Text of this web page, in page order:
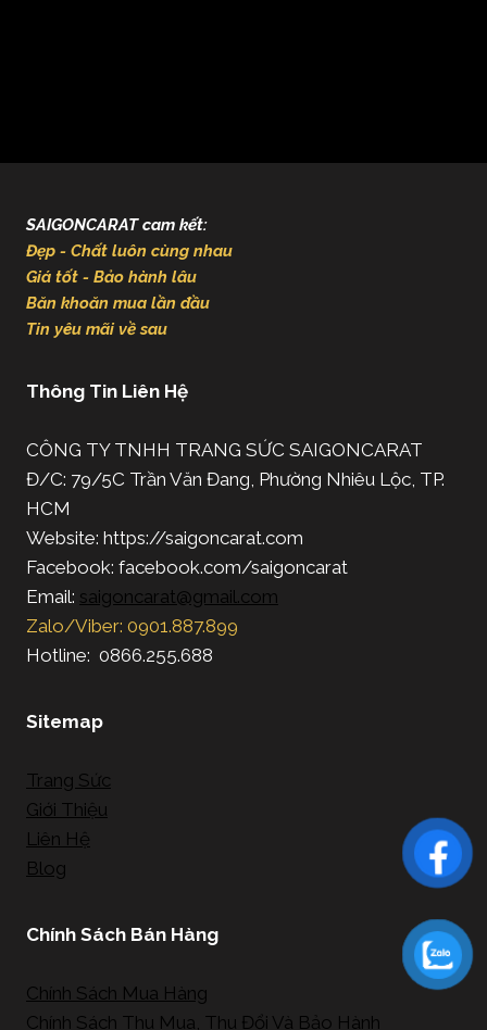
SAIGONCARAT cam kết:
Đẹp - Chất luôn cùng nhau
Giá tốt - Bảo hành lâu
Băn khoăn mua lần đầu
Tin yêu mãi về sau
Thông Tin Liên Hệ
CÔNG TY TNHH TRANG SỨC SAIGONCARAT
Đ/C: 79/5C Trần Văn Đang, Phường Nhiêu Lộc, TP.
HCM
Website: https://saigoncarat.com
Facebook: facebook.com/saigoncarat
Email: saigoncarat@gmail.com
Zalo/Viber: 0901.887.899
Hotline: 0866.255.688
Sitemap
Trang Sức
Giới Thiệu
Liên Hệ
Blog
Chính Sách Bán Hàng
Chính Sách Mua Hàng
Chính Sách Thu Mua, Thu Đổi Và Bảo Hành